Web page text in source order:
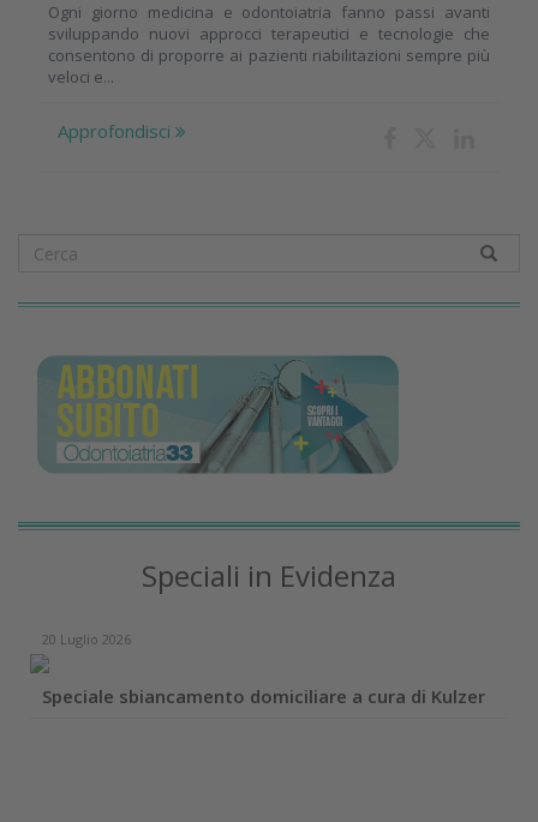
Ogni giorno medicina e odontoiatria fanno passi avanti
sviluppando nuovi approcci terapeutici e tecnologie che
consentono di proporre ai pazienti riabilitazioni sempre più
veloci e...
Approfondisci
Speciali in Evidenza
20 Luglio 2026
Speciale sbiancamento domiciliare a cura di Kulzer